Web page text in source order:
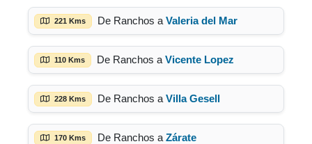
221 Kms De Ranchos a Valeria del Mar
110 Kms De Ranchos a Vicente Lopez
228 Kms De Ranchos a Villa Gesell
170 Kms De Ranchos a Zárate